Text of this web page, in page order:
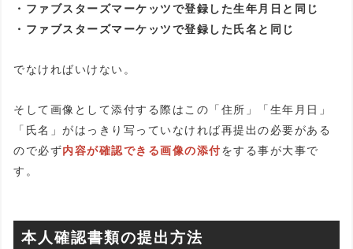
・ファブスターズマーケッツで登録した生年月日と同じ
・ファブスターズマーケッツで登録した氏名と同じ
でなければいけない。
そして画像として添付する際はこの「住所」「生年月日」
「氏名」がはっきり写っていなければ再提出の必要がある
ので必ず内容が確認できる画像の添付をする事が大事で
す。
本人確認書類の提出方法